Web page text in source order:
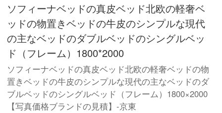
ソフィーナベッドの真皮ベッド北欧の軽奢ベ
ッドの物置きベッドの牛皮のシンプルな現代
の主なベッドのダブルベッドのシングルベッ
ド（フレーム）1800*2000
ソフィーナベッドの真皮ベッド北欧の軽奢ベッドの物
置きベッドの牛皮のシンプルな現代の主なベッドのダ
ブルベッドのシングルベッド（フレーム）1800×2000
【写真価格ブランドの見積】-京東